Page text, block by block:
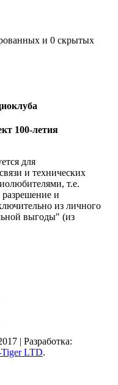
и 0 скрытых
100-летия
для
и технических
т.е.
и
из личного
выгоды" (из
| Разработка:
Tiger LTD.